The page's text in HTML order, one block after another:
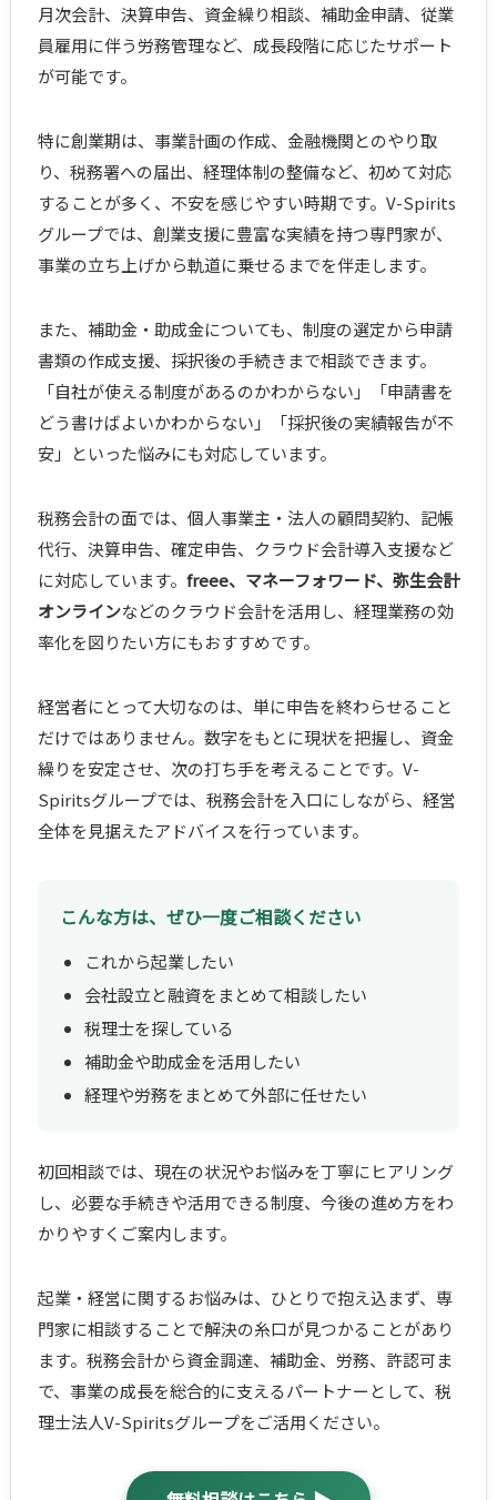
月次会計、決算申告、資金繰り相談、補助金申請、従業
員雇用に伴う労務管理など、成長段階に応じたサポート
が可能です。
特に創業期は、事業計画の作成、金融機関とのやり取
り、税務署への届出、経理体制の整備など、初めて対応
することが多く、不安を感じやすい時期です。V-Spirits
グループでは、創業支援に豊富な実績を持つ専門家が、
事業の立ち上げから軌道に乗せるまでを伴走します。
また、補助金・助成金についても、制度の選定から申請
書類の作成支援、採択後の手続きまで相談できます。
「自社が使える制度があるのかわからない」「申請書を
どう書けばよいかわからない」「採択後の実績報告が不
安」といった悩みにも対応しています。
税務会計の面では、個人事業主・法人の顧問契約、記帳
代行、決算申告、確定申告、クラウド会計導入支援など
に対応しています。 freee、マネーフォワード、弥生会計
オンラインなどのクラウド会計を活用し、経理業務の効
率化を図りたい方にもおすすめです。
経営者にとって大切なのは、単に申告を終わらせること
だけではありません。数字をもとに現状を把握し、資金
繰りを安定させ、次の打ち手を考えることです。V-
Spiritsグループでは、税務会計を入口にしながら、経営
全体を見据えたアドバイスを行っています。
こんな方は、ぜひ一度ご相談ください
これから起業したい
会社設立と融資をまとめて相談したい
税理士を探している
補助金や助成金を活用したい
経理や労務をまとめて外部に任せたい
初回相談では、現在の状況やお悩みを丁寧にヒアリング
し、必要な手続きや活用できる制度、今後の進め方をわ
かりやすくご案内します。
起業・経営に関するお悩みは、ひとりで抱え込まず、専
門家に相談することで解決の糸口が見つかることがあり
ます。税務会計から資金調達、補助金、労務、許認可ま
で、事業の成長を総合的に支えるパートナーとして、税
理士法人V-Spiritsグループをご活用ください。